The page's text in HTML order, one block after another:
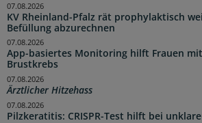
KV Rheinland-Pfalz rät prophylaktisch
Befüllung abzurechnen
07.08.2026
App-basiertes Monitoring hilft Frauen
Brustkrebs
07.08.2026
Ärztlicher Hitzehass
07.08.2026
Pilzkeratitis: CRISPR-Test hilft bei
07.08.2026